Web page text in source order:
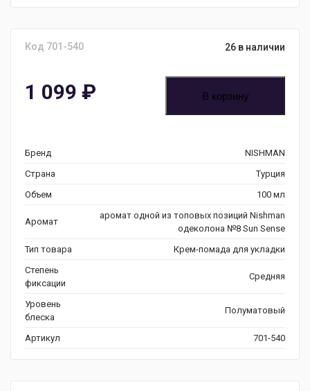
Код 701-540 26 в наличии
1 099 ₽ В корзину
Бренд
NISHMAN
Страна
Турция
Объем
100 мл
Аромат
аромат одной из топовых позиций Nishman
одеколона №8 Sun Sense
Тип товара
Крем-помада для укладки
Степень
фиксации
Средняя
Уровень
блеска
Полуматовый
Артикул 701-540